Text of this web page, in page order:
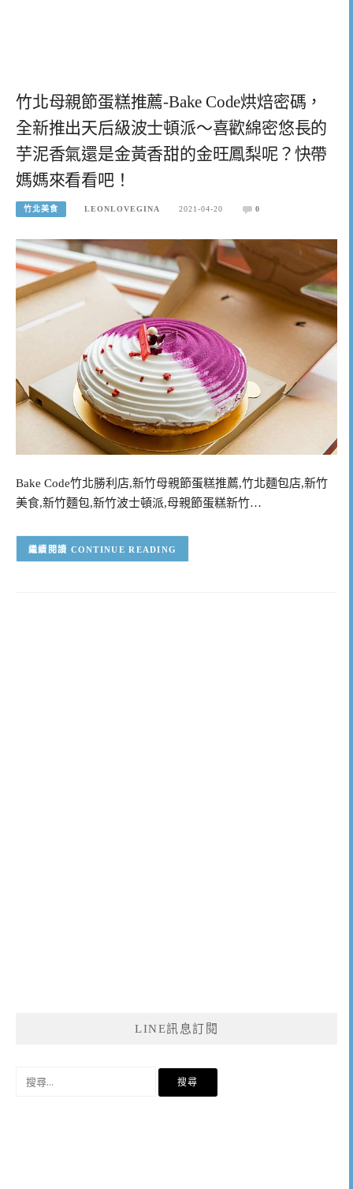
竹北母親節蛋糕推薦-Bake Code烘焙密碼，
全新推出天后級波士頓派～喜歡綿密悠長的
芋泥香氣還是金黃香甜的金旺鳳梨呢？快帶
媽媽來看看吧！
竹北美食 LEONLOVEGINA 2021-04-20 0
Bake Code竹北勝利店,新竹母親節蛋糕推薦,竹北麵包店,新竹
美食,新竹麵包,新竹波士頓派,母親節蛋糕新竹…
CONTINUE READING
LINE訊息訂閱